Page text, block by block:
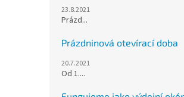
23.8.2021
Prázd...
Prázdninová otevírací doba
20.7.2021
Od 1....